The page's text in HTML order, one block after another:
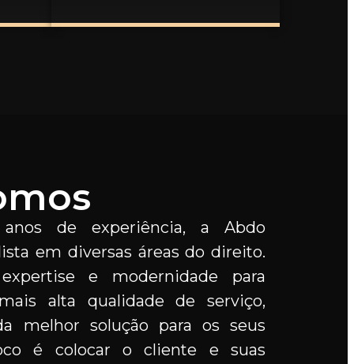
de experiência, a Abdo
em diversas áreas do direito.
e modernidade para
alta qualidade de serviço,
melhor solução para os seus
é colocar o cliente e suas